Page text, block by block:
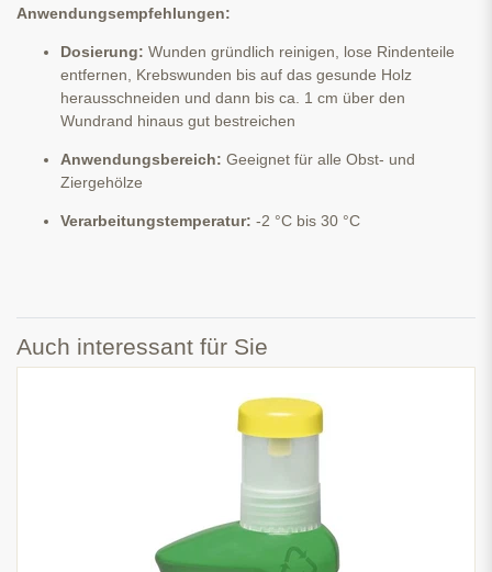
Anwendungsempfehlungen:
Dosierung: Wunden gründlich reinigen, lose Rindenteile
entfernen, Krebswunden bis auf das gesunde Holz
herausschneiden und dann bis ca. 1 cm über den
Wundrand hinaus gut bestreichen
Anwendungsbereich: Geeignet für alle Obst- und
Ziergehölze
Verarbeitungstemperatur: -2 °C bis 30 °C
Auch interessant für Sie